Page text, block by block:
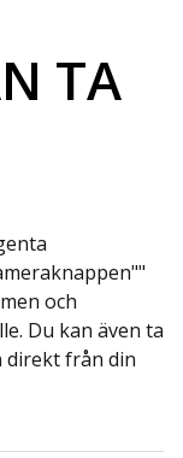
TA
och
Du kan även ta
direkt från din